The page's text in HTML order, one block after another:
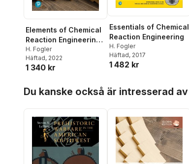
Elements of Chemical
Reaction Engineering,
Global Edition
H. Fogler
Häftad, 2022
1 340 kr
Essentials of Chemical
Reaction Engineering
H. Fogler
Häftad, 2017
1 482 kr
Du kanske också är intresserad av